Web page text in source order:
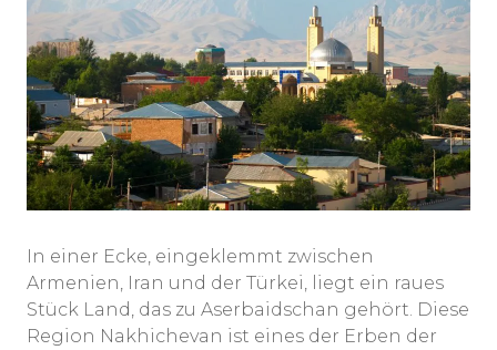
In einer Ecke, eingeklemmt zwischen
Armenien, Iran und der Türkei, liegt ein raues
Stück Land, das zu Aserbaidschan gehört. Diese
Region Nakhichevan ist eines der Erben der